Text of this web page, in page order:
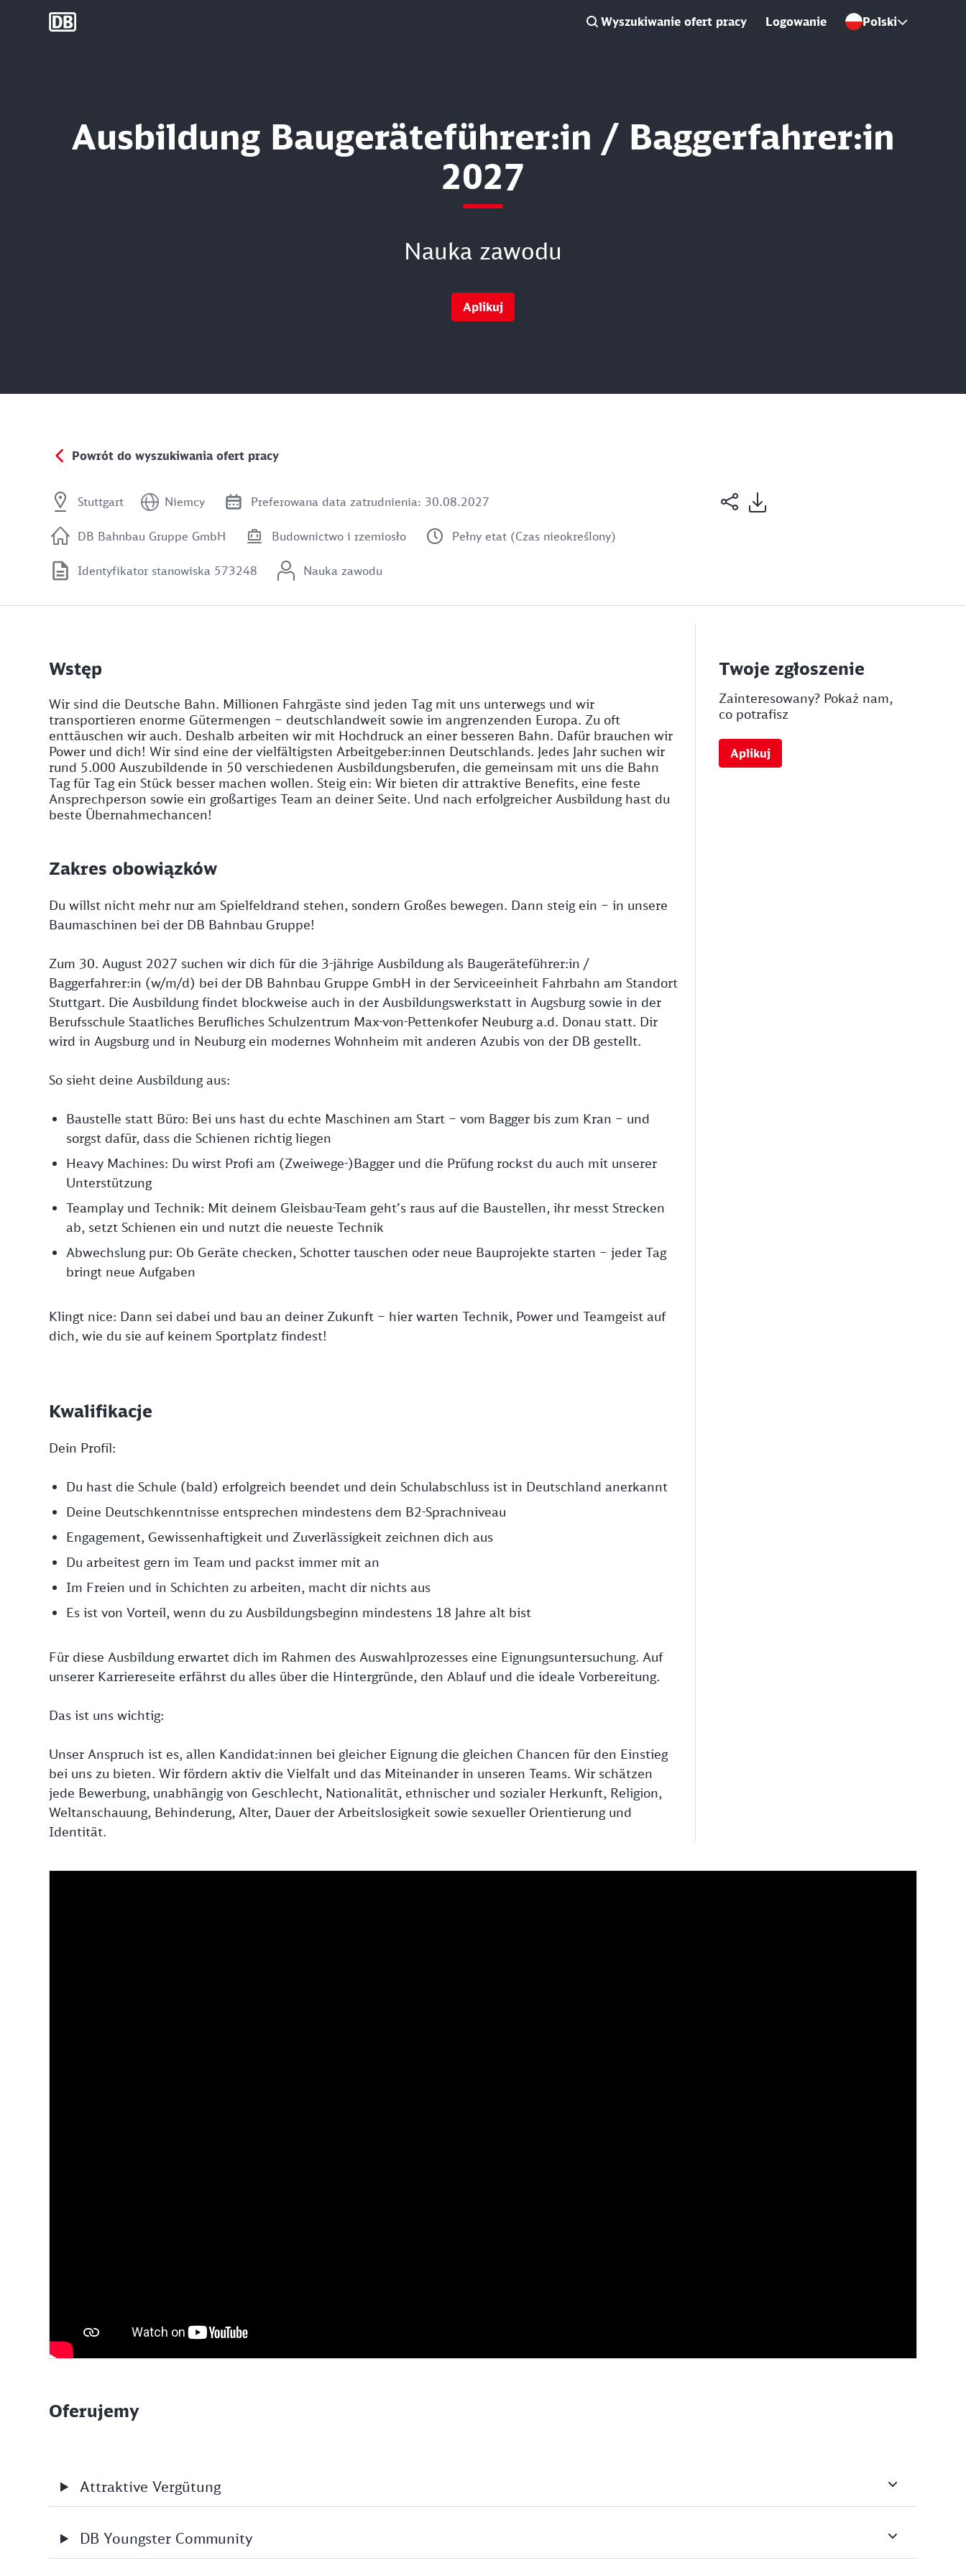
DB Group Wyszukiwanie ofert pracy Logowanie Polski
Ausbildung Baugeräteführer:in / Baggerfahrer:in
2027
Nauka zawodu
Aplikuj
Powrót do wyszukiwania ofert pracy
Stuttgart Niemcy Preferowana data zatrudnienia: 30.08.2027
DB Bahnbau Gruppe GmbH Budownictwo i rzemiosło Pełny etat (Czas nieokreślony)
Identyfikator stanowiska 573248 Nauka zawodu
Wstęp
Wir sind die Deutsche Bahn. Millionen Fahrgäste sind jeden Tag mit uns unterwegs und wir
transportieren enorme Gütermengen – deutschlandweit sowie im angrenzenden Europa. Zu oft
enttäuschen wir auch. Deshalb arbeiten wir mit Hochdruck an einer besseren Bahn. Dafür brauchen wir
Power und dich! Wir sind eine der vielfältigsten Arbeitgeber:innen Deutschlands. Jedes Jahr suchen wir
rund 5.000 Auszubildende in 50 verschiedenen Ausbildungsberufen, die gemeinsam mit uns die Bahn
Tag für Tag ein Stück besser machen wollen. Steig ein: Wir bieten dir attraktive Benefits, eine feste
Ansprechperson sowie ein großartiges Team an deiner Seite. Und nach erfolgreicher Ausbildung hast du
beste Übernahmechancen!
Zakres obowiązków
Du willst nicht mehr nur am Spielfeldrand stehen, sondern Großes bewegen. Dann steig ein – in unsere
Baumaschinen bei der DB Bahnbau Gruppe!
Zum 30. August 2027 suchen wir dich für die 3-jährige Ausbildung als Baugeräteführer:in /
Baggerfahrer:in (w/m/d) bei der DB Bahnbau Gruppe GmbH in der Serviceeinheit Fahrbahn am Standort
Stuttgart. Die Ausbildung findet blockweise auch in der Ausbildungswerkstatt in Augsburg sowie in der
Berufsschule Staatliches Berufliches Schulzentrum Max-von-Pettenkofer Neuburg a.d. Donau statt. Dir
wird in Augsburg und in Neuburg ein modernes Wohnheim mit anderen Azubis von der DB gestellt.
So sieht deine Ausbildung aus:
Baustelle statt Büro: Bei uns hast du echte Maschinen am Start – vom Bagger bis zum Kran – und
sorgst dafür, dass die Schienen richtig liegen
Heavy Machines: Du wirst Profi am (Zweiwege-)Bagger und die Prüfung rockst du auch mit unserer
Unterstützung
Teamplay und Technik: Mit deinem Gleisbau-Team geht’s raus auf die Baustellen, ihr messt Strecken
ab, setzt Schienen ein und nutzt die neueste Technik
Abwechslung pur: Ob Geräte checken, Schotter tauschen oder neue Bauprojekte starten – jeder Tag
bringt neue Aufgaben
Klingt nice: Dann sei dabei und bau an deiner Zukunft – hier warten Technik, Power und Teamgeist auf
dich, wie du sie auf keinem Sportplatz findest!
Kwalifikacje
Dein Profil:
Du hast die Schule (bald) erfolgreich beendet und dein Schulabschluss ist in Deutschland anerkannt
Deine Deutschkenntnisse entsprechen mindestens dem B2-Sprachniveau
Engagement, Gewissenhaftigkeit und Zuverlässigkeit zeichnen dich aus
Du arbeitest gern im Team und packst immer mit an
Im Freien und in Schichten zu arbeiten, macht dir nichts aus
Es ist von Vorteil, wenn du zu Ausbildungsbeginn mindestens 18 Jahre alt bist
Für diese Ausbildung erwartet dich im Rahmen des Auswahlprozesses eine Eignungsuntersuchung. Auf
unserer Karriereseite erfährst du alles über die Hintergründe, den Ablauf und die ideale Vorbereitung.
Das ist uns wichtig:
Unser Anspruch ist es, allen Kandidat:innen bei gleicher Eignung die gleichen Chancen für den Einstieg
bei uns zu bieten. Wir fördern aktiv die Vielfalt und das Miteinander in unseren Teams. Wir schätzen
jede Bewerbung, unabhängig von Geschlecht, Nationalität, ethnischer und sozialer Herkunft, Religion,
Weltanschauung, Behinderung, Alter, Dauer der Arbeitslosigkeit sowie sexueller Orientierung und
Identität.
Twoje zgłoszenie
Zainteresowany? Pokaż nam,
co potrafisz
Aplikuj
Oferujemy
Attraktive Vergütung
DB Youngster Community